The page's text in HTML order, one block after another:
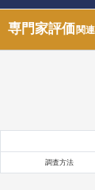
専門家評価関
調査方法